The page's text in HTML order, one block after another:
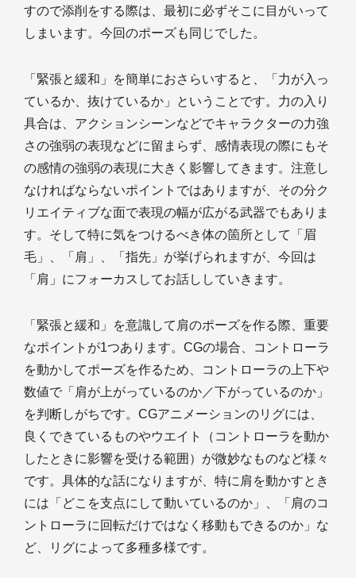
すので添削をする際は、最初に必ずそこに目がいって
しまいます。今回のポーズも同じでした。
「緊張と緩和」を簡単におさらいすると、「力が入っ
ているか、抜けているか」ということです。力の入り
具合は、アクションシーンなどでキャラクターの力強
さの強弱の表現などに留まらず、感情表現の際にもそ
の感情の強弱の表現に大きく影響してきます。注意し
なければならないポイントではありますが、その分ク
リエイティブな面で表現の幅が広がる武器でもありま
す。そして特に気をつけるべき体の箇所として「眉
毛」、「肩」、「指先」が挙げられますが、今回は
「肩」にフォーカスしてお話ししていきます。
「緊張と緩和」を意識して肩のポーズを作る際、重要
なポイントが1つあります。CGの場合、コントローラ
を動かしてポーズを作るため、コントローラの上下や
数値で「肩が上がっているのか／下がっているのか」
を判断しがちです。CGアニメーションのリグには、
良くできているものやウエイト（コントローラを動か
したときに影響を受ける範囲）が微妙なものなど様々
です。具体的な話になりますが、特に肩を動かすとき
には「どこを支点にして動いているのか」、「肩のコ
ントローラに回転だけではなく移動もできるのか」な
ど、リグによって多種多様です。